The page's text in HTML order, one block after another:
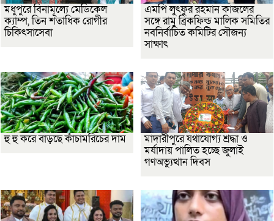
মধুপুরে বিনামূল্যে মেডিকেল
ক্যাম্প, তিন শতাধিক রোগীর
চিকিৎসাসেবা
এমপি লুৎফুর রহমান কাজলের
সঙ্গে রামু ব্রিকফিল্ড মালিক সমিতির
নবনির্বাচিত কমিটির সৌজন্য
সাক্ষাৎ
হু হু করে বাড়ছে কাঁচামরিচের দাম
মাদারীপুরে যথাযোগ্য শ্রদ্ধা ও
মর্যাদায় পালিত হচ্ছে জুলাই
গণঅভ্যুত্থান দিবস